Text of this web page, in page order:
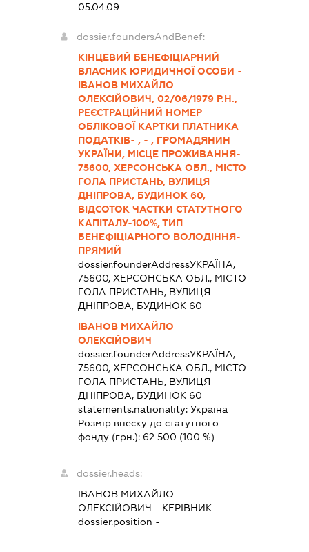
05.04.09
dossier.foundersAndBenef:
КІНЦЕВИЙ БЕНЕФІЦІАРНИЙ
ВЛАСНИК ЮРИДИЧНОЇ ОСОБИ -
ІВАНОВ МИХАЙЛО
ОЛЕКСІЙОВИЧ, 02/06/1979 Р.Н.,
РЕЄСТРАЦІЙНИЙ НОМЕР
ОБЛІКОВОЇ КАРТКИ ПЛАТНИКА
ПОДАТКІВ- , - , ГРОМАДЯНИН
УКРАЇНИ, МІСЦЕ ПРОЖИВАННЯ-
75600, ХЕРСОНСЬКА ОБЛ., МІСТО
ГОЛА ПРИСТАНЬ, ВУЛИЦЯ
ДНІПРОВА, БУДИНОК 60,
ВІДСОТОК ЧАСТКИ СТАТУТНОГО
КАПІТАЛУ-100%, ТИП
БЕНЕФІЦІАРНОГО ВОЛОДІННЯ-
ПРЯМИЙ
dossier.founderAddressУКРАЇНА,
75600, ХЕРСОНСЬКА ОБЛ., МІСТО
ГОЛА ПРИСТАНЬ, ВУЛИЦЯ
ДНІПРОВА, БУДИНОК 60
ІВАНОВ МИХАЙЛО
ОЛЕКСІЙОВИЧ
dossier.founderAddressУКРАЇНА,
75600, ХЕРСОНСЬКА ОБЛ., МІСТО
ГОЛА ПРИСТАНЬ, ВУЛИЦЯ
ДНІПРОВА, БУДИНОК 60
statements.nationality:Україна
Розмір внеску до статутного
фонду (грн.): 62 500 (100 %)
dossier.heads:
ІВАНОВ МИХАЙЛО
ОЛЕКСІЙОВИЧ - КЕРІВНИК
dossier.position -